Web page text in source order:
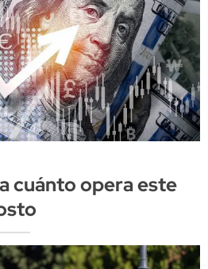
cuánto opera este